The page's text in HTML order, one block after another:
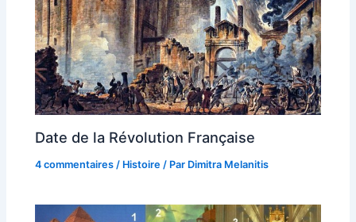
Date de la Révolution Française
4 commentaires / Histoire / Par Dimitra Melanitis